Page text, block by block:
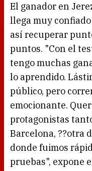
El ganador en
llega muy confiado
así recuperar
puntos. "Con el
tengo muchas
lo aprendido.
público, pero
emocionante.
protagonistas
Barcelona, ??otra
donde fuimos
pruebas", expone